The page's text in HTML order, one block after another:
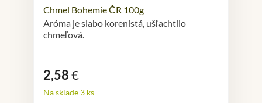
Chmel Bohemie ČR 100g
Aróma je slabo korenistá, ušľachtilo
chmeľová.
2,58€
Na sklade 3 ks